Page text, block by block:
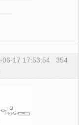
354
06-17 17:53:54